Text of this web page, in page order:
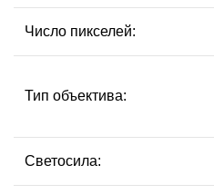
Число пикселей:
Тип объектива:
Светосила: